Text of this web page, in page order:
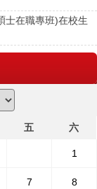
士在職專班)在校生
五 六
1
7 8